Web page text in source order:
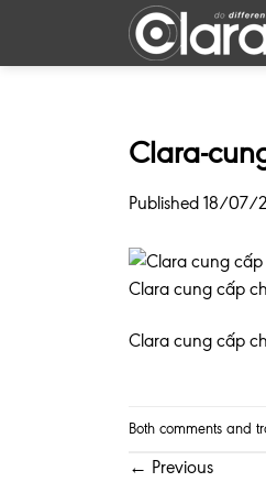
content
Clara-
Published 18/07/
Clara cung cấp
Clara cung cấp
Both comments and
← Previous